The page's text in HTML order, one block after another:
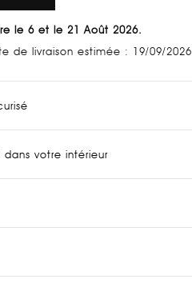
le 6 et le 21 Août 2026.
de livraison estimée : 19/09/2026
dans votre intérieur